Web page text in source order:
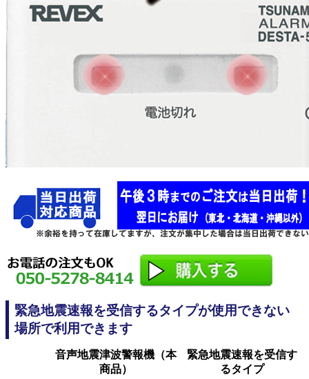
緊急地震速報を受信するタイプが使用できない
場所で利用できます
音声地震津波警報機（本
商品）
緊急地震速報を受信す
るタイプ